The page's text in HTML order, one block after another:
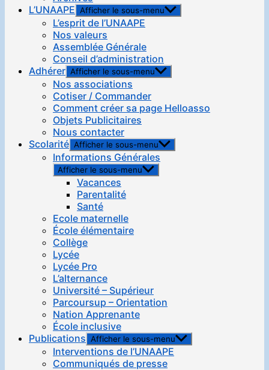
L’UNAAPE Afficher le sous-menu
L’esprit de l’UNAAPE
Nos valeurs
Assemblée Générale
Conseil d’administration
Adhérer Afficher le sous-menu
Nos associations
Cotiser / Commander
Comment créer sa page Helloasso
Objets Publicitaires
Nous contacter
Scolarité Afficher le sous-menu
Informations Générales
Afficher le sous-menu
Vacances
Parentalité
Santé
Ecole maternelle
École élémentaire
Collège
Lycée
Lycée Pro
L’alternance
Université – Supérieur
Parcoursup – Orientation
Nation Apprenante
École inclusive
Publications Afficher le sous-menu
Interventions de l’UNAAPE
Communiqués de presse